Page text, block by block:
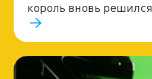
король вновь